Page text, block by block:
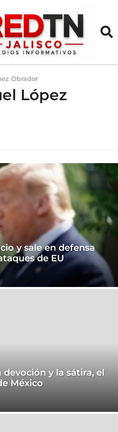
Obrador
López
y sale en defensa
de EU
devoción y la sátira, el
México